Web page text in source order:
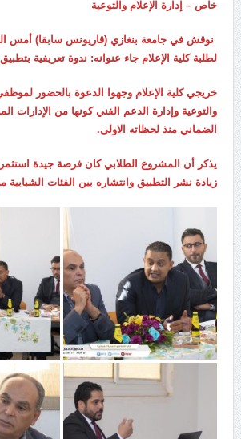
خاص – إدارة الإعلام والتوعية
نوقش في جامعة بنغازي (قاريونس سابقا) أمس
لطلبة كلية الإعلام جاء عنوانه: ندوة تعريفية
خريجي كلية الإعلام وجهوا الدعوة بالحضور لموظفي
والتوعية وإدارة الدعم الفني كونها من الإدارات
الضماني منذ لحظاته الاولى.
يذكر أن المشروع الطلابي كان فرصة جيدة
زيادة نشر التطبيق وانتشاره بين الفئات